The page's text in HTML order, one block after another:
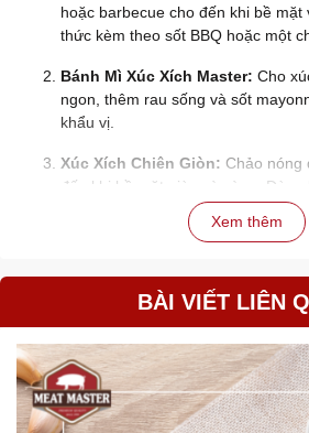
hoặc barbecue cho đến khi bề
thức kèm theo sốt BBQ hoặc một
Bánh Mì Xúc Xích Master: Cho
ngon, thêm rau sống và sốt
khẩu vị.
Xúc Xích Chiên Giòn: Chảo nóng
đến khi bề mặt giòn và vàng. Dùng
thêm hương vị đặc trưng, sau đó
là nguồn cảm hứng để sáng tạo nhiều
khám phá và tận hưởng trải nghiệm ẩm
phẩm này!
Xem thêm
BÀI VIẾT LIÊN